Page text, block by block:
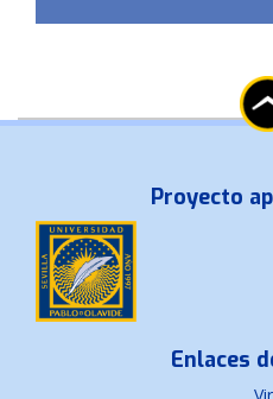
Proyecto
Enlaces